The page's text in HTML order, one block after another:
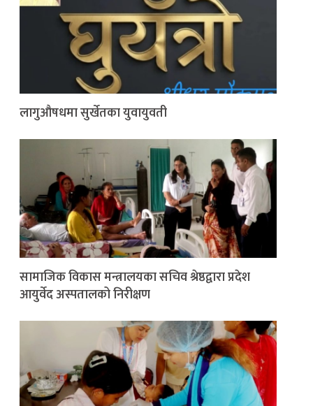
लागुऔषधमा सुर्खेतका युवायुवती
सामाजिक विकास मन्त्रालयका सचिव श्रेष्ठद्वारा प्रदेश
आयुर्वेद अस्पतालको निरीक्षण